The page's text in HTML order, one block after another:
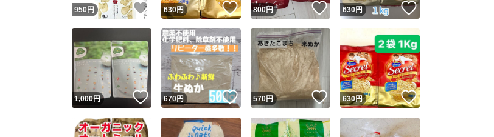
ユーザーの実績について
Yahoo!フリマが定めた一定の基準を満たしたユーザーにバッジを付
安心取引出品者
950 円 いいね！
630円 いいね！
800円 いいね！
630円 いいね！
1,000円 いいね！
670円 いいね！
570円 いいね！
630円 いいね！